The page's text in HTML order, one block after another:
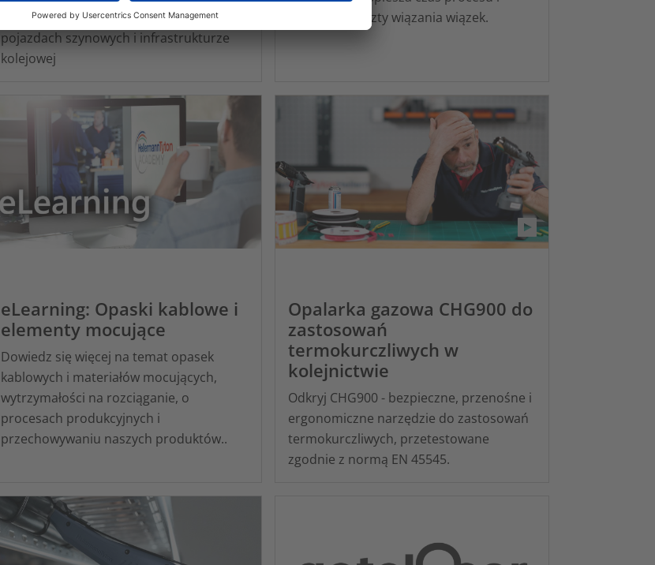
przeznaczonych do stosowania w
pojazdach szynowych i infrastrukturze
kolejowej
zmniejsza koszty wiązania wiązek.
eLearning: Opaski kablowe i
elementy mocujące
Dowiedz się więcej na temat opasek
kablowych i materiałów mocujących,
wytrzymałości na rozciąganie, o
procesach produkcyjnych i
przechowywaniu naszych produktów..
Opalarka gazowa CHG900 do
zastosowań
termokurczliwych w
kolejnictwie
Odkryj CHG900 - bezpieczne, przenośne i
ergonomiczne narzędzie do zastosowań
termokurczliwych, przetestowane
zgodnie z normą EN 45545.